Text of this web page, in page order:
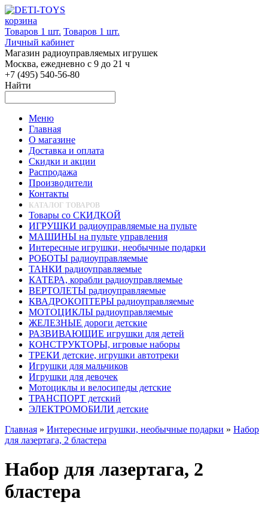
корзина
Товаров 1 шт. Товаров 1 шт.
Личный кабинет
Магазин радиоуправляемых игрушек
Москва, ежедневно с 9 до 21 ч
+7 (495) 540-56-80
Найти
Меню
Главная
О магазине
Доставка и оплата
Скидки и акции
Распродажа
Производители
Контакты
КАТАЛОГ ТОВАРОВ
Товары со СКИДКОЙ
ИГРУШКИ радиоуправляемые на пульте
МАШИНЫ на пульте управления
Интересные игрушки, необычные подарки
РОБОТЫ радиоуправляемые
ТАНКИ радиоуправляемые
КАТЕРА, корабли радиоуправляемые
ВЕРТОЛЕТЫ радиоуправляемые
КВАДРОКОПТЕРЫ радиоуправляемые
МОТОЦИКЛЫ радиоуправляемые
ЖЕЛЕЗНЫЕ дороги детские
РАЗВИВАЮЩИЕ игрушки для детей
КОНСТРУКТОРЫ, игровые наборы
ТРЕКИ детские, игрушки автотреки
Игрушки для мальчиков
Игрушки для девочек
Мотоциклы и велосипеды детские
ТРАНСПОРТ детский
ЭЛЕКТРОМОБИЛИ детские
Главная » Интересные игрушки, необычные подарки » Набор
для лазертага, 2 бластера
Набор для лазертага, 2
бластера